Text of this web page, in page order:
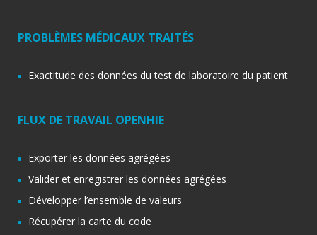
PROBLÈMES MÉDICAUX TRAITÉS
Exactitude des données du test de laboratoire du patient
FLUX DE TRAVAIL OPENHIE
Exporter les données agrégées
Valider et enregistrer les données agrégées
Développer l’ensemble de valeurs
Récupérer la carte du code